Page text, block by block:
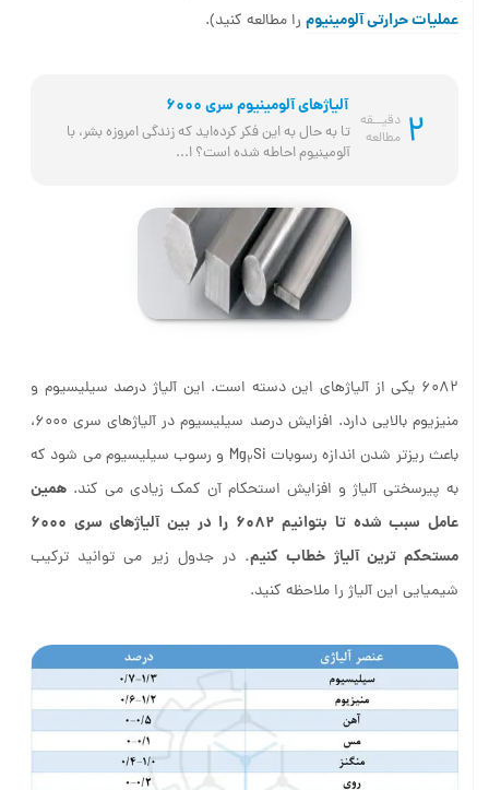
عملیات حرارتی آلومینیوم را مطالعه کنید).
2 دقیــقه
مطالعه
آلیاژهای آلومینیوم سری 6000
آلومینیوم احاطه شده است؟ ا...
6082 یکی از آلیاژهای این دسته است. این آلیاژ درصد سیلیسیوم و
منیزیوم بالایی دارد. افزایش درصد سیلیسیوم در آلیاژهای سری 6000،
باعث ریزتر شدن اندازه رسوبات Mg
2
Si و رسوب سیلیسیوم می شود که
به پیرسختی آلیاژ و افزایش استحکام آن کمک زیادی می کند. همین
عامل سبب شده تا بتوانیم 6082 را در بین آلیاژهای سری 6000
مستحکم ترین آلیاژ خطاب کنیم. در جدول زیر می توانید ترکیب
شیمیایی این آلیاژ را ملاحظه کنید.